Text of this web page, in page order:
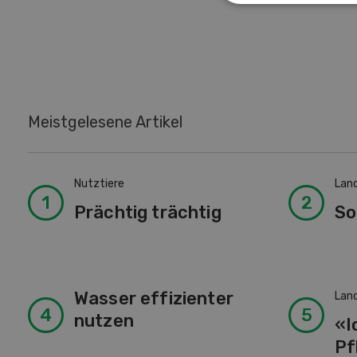
Meistgelesene Artikel
Nutztiere
Prächtig trächtig
Wasser effizienter
nutzen